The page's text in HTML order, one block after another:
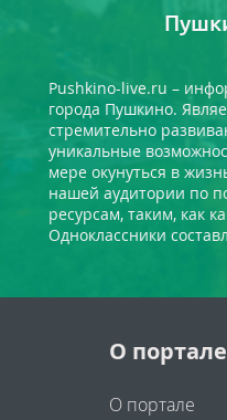
Pushkino-live.ru –
города Пушкино.
стремительно
уникальные
мере окунуться в
нашей аудитории по
ресурсам, таким, как
Одноклассники
О портале
О портале